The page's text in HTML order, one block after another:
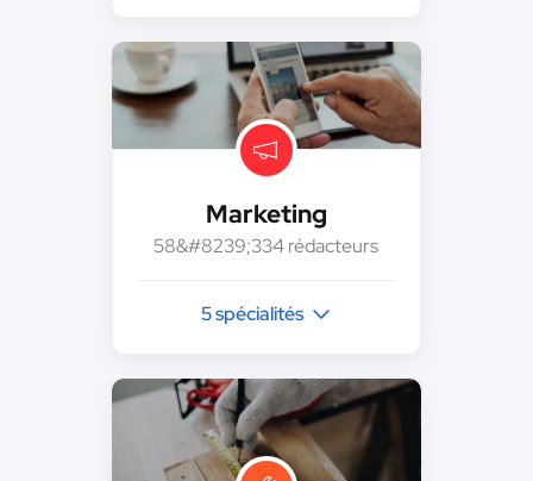
Marketing
58&#8239;334 rédacteurs
5 spécialités